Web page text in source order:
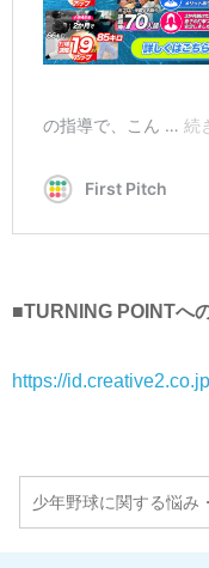
■TURNING POINTへ
https://